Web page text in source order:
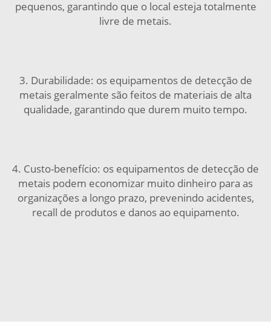
pequenos, garantindo que o local esteja totalmente
livre de metais.
3. Durabilidade: os equipamentos de detecção de
metais geralmente são feitos de materiais de alta
qualidade, garantindo que durem muito tempo.
4. Custo-benefício: os equipamentos de detecção de
metais podem economizar muito dinheiro para as
organizações a longo prazo, prevenindo acidentes,
recall de produtos e danos ao equipamento.